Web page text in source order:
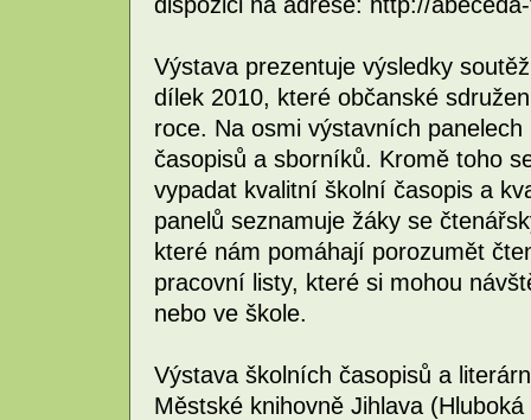
Výstava prezentuje výsledky
dílek 2010, které občanské
roce. Na osmi výstavních
časopisů a sborníků. Kromě toho
vypadat kvalitní školní časopis a
panelů seznamuje žáky se
které nám pomáhají porozumět
pracovní listy, které si mohou
nebo ve škole.
Výstava školních časopisů a
Městské knihovně Jihlava